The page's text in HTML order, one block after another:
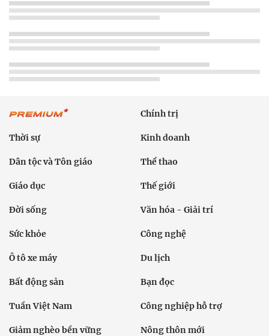
Chính trị
Thời sự Kinh doanh
Dân tộc và Tôn giáo Thể thao
Giáo dục Thế giới
Đời sống Văn hóa - Giải trí
Sức khỏe Công nghệ
Ô tô xe máy Du lịch
Bất động sản Bạn đọc
Tuần Việt Nam Công nghiệp hỗ trợ
Giảm nghèo bền vững Nông thôn mới